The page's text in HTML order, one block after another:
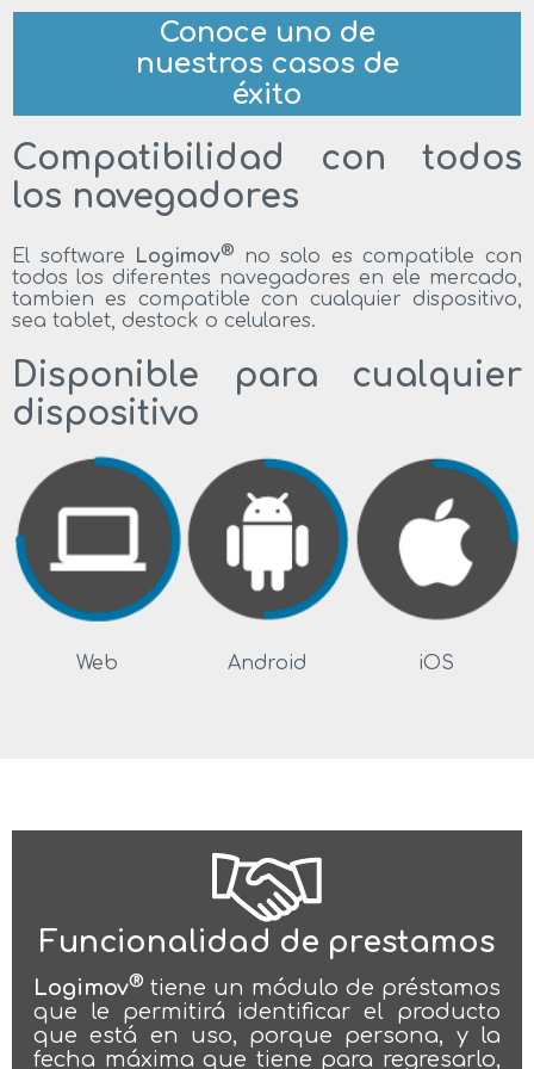
Conoce uno de
nuestros casos de
éxito
Compatibilidad con todos
los navegadores
El software Logimov® no solo es compatible con
todos los diferentes navegadores en ele mercado,
tambien es compatible con cualquier dispositivo,
sea tablet, destock o celulares.
Disponible para cualquier
dispositivo
Web Android iOS
Funcionalidad de prestamos
Logimov® tiene un módulo de préstamos
que le permitirá identificar el producto
que está en uso, porque persona, y la
fecha máxima que tiene para regresarlo,